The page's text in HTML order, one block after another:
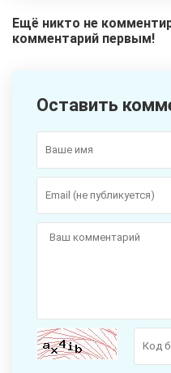
Ещё никто не
комментарий первым!
Оставить